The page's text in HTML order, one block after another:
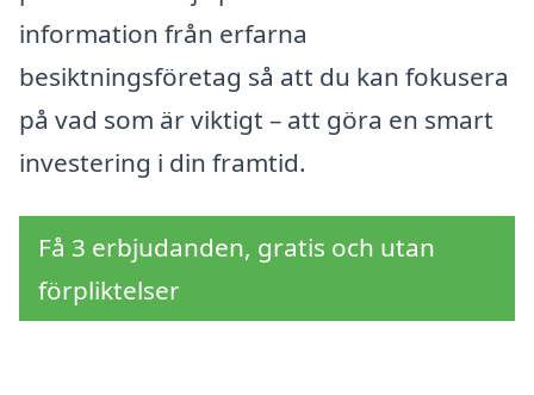
information från erfarna
besiktningsföretag så att du kan fokusera
på vad som är viktigt – att göra en smart
investering i din framtid.
Få 3 erbjudanden, gratis och utan
förpliktelser